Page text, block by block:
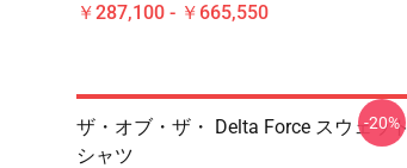
￥287,100 - ￥665,550
ザ・オブ・ザ・ Delta Force スウェット
シャツ
-20%